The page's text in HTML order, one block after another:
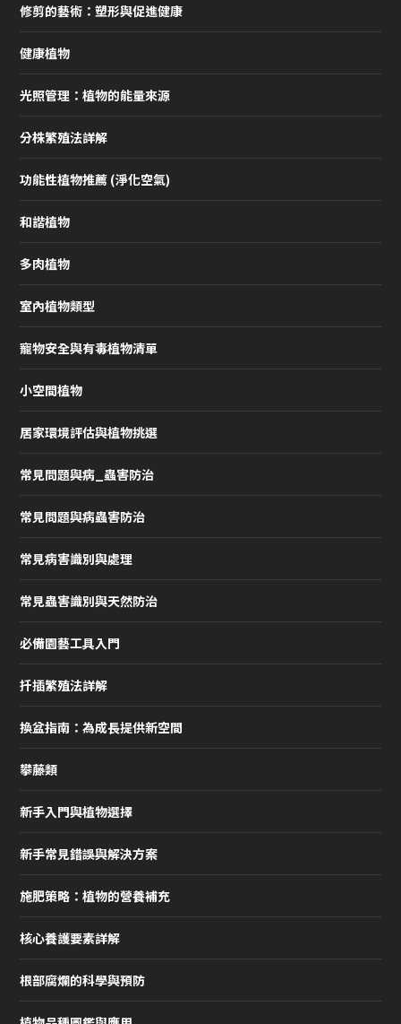
修剪的藝術：塑形與促進健康
健康植物
光照管理：植物的能量來源
分株繁殖法詳解
功能性植物推薦 (淨化空氣)
和諧植物
多肉植物
室內植物類型
寵物安全與有毒植物清單
小空間植物
居家環境評估與植物挑選
常見問題與病_蟲害防治
常見問題與病蟲害防治
常見病害識別與處理
常見蟲害識別與天然防治
必備園藝工具入門
扦插繁殖法詳解
換盆指南：為成長提供新空間
攀藤類
新手入門與植物選擇
新手常見錯誤與解決方案
施肥策略：植物的營養補充
核心養護要素詳解
根部腐爛的科學與預防